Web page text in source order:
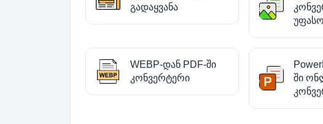
გადაყვანა
WEBP-დან PDF-ში
კონვერტერი
ში